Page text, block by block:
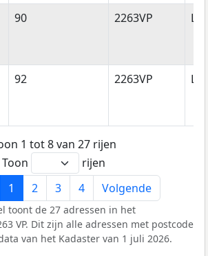
90 2263VP
92 2263VP
1 tot 8 van 27 rijen
Toon
rijen
1 2 3 4 Volgende
toont de 27 adressen in het
VP. Dit zijn alle adressen met postcode
van het Kadaster van 1 juli 2026.